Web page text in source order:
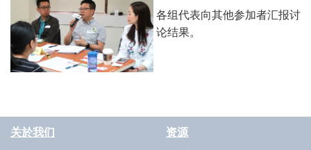
各组代表向其他参加者汇报讨
论结果。
关於我们 资源